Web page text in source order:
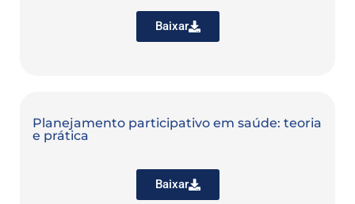
Baixar
Planejamento participativo em saúde: teoria
e prática
Baixar